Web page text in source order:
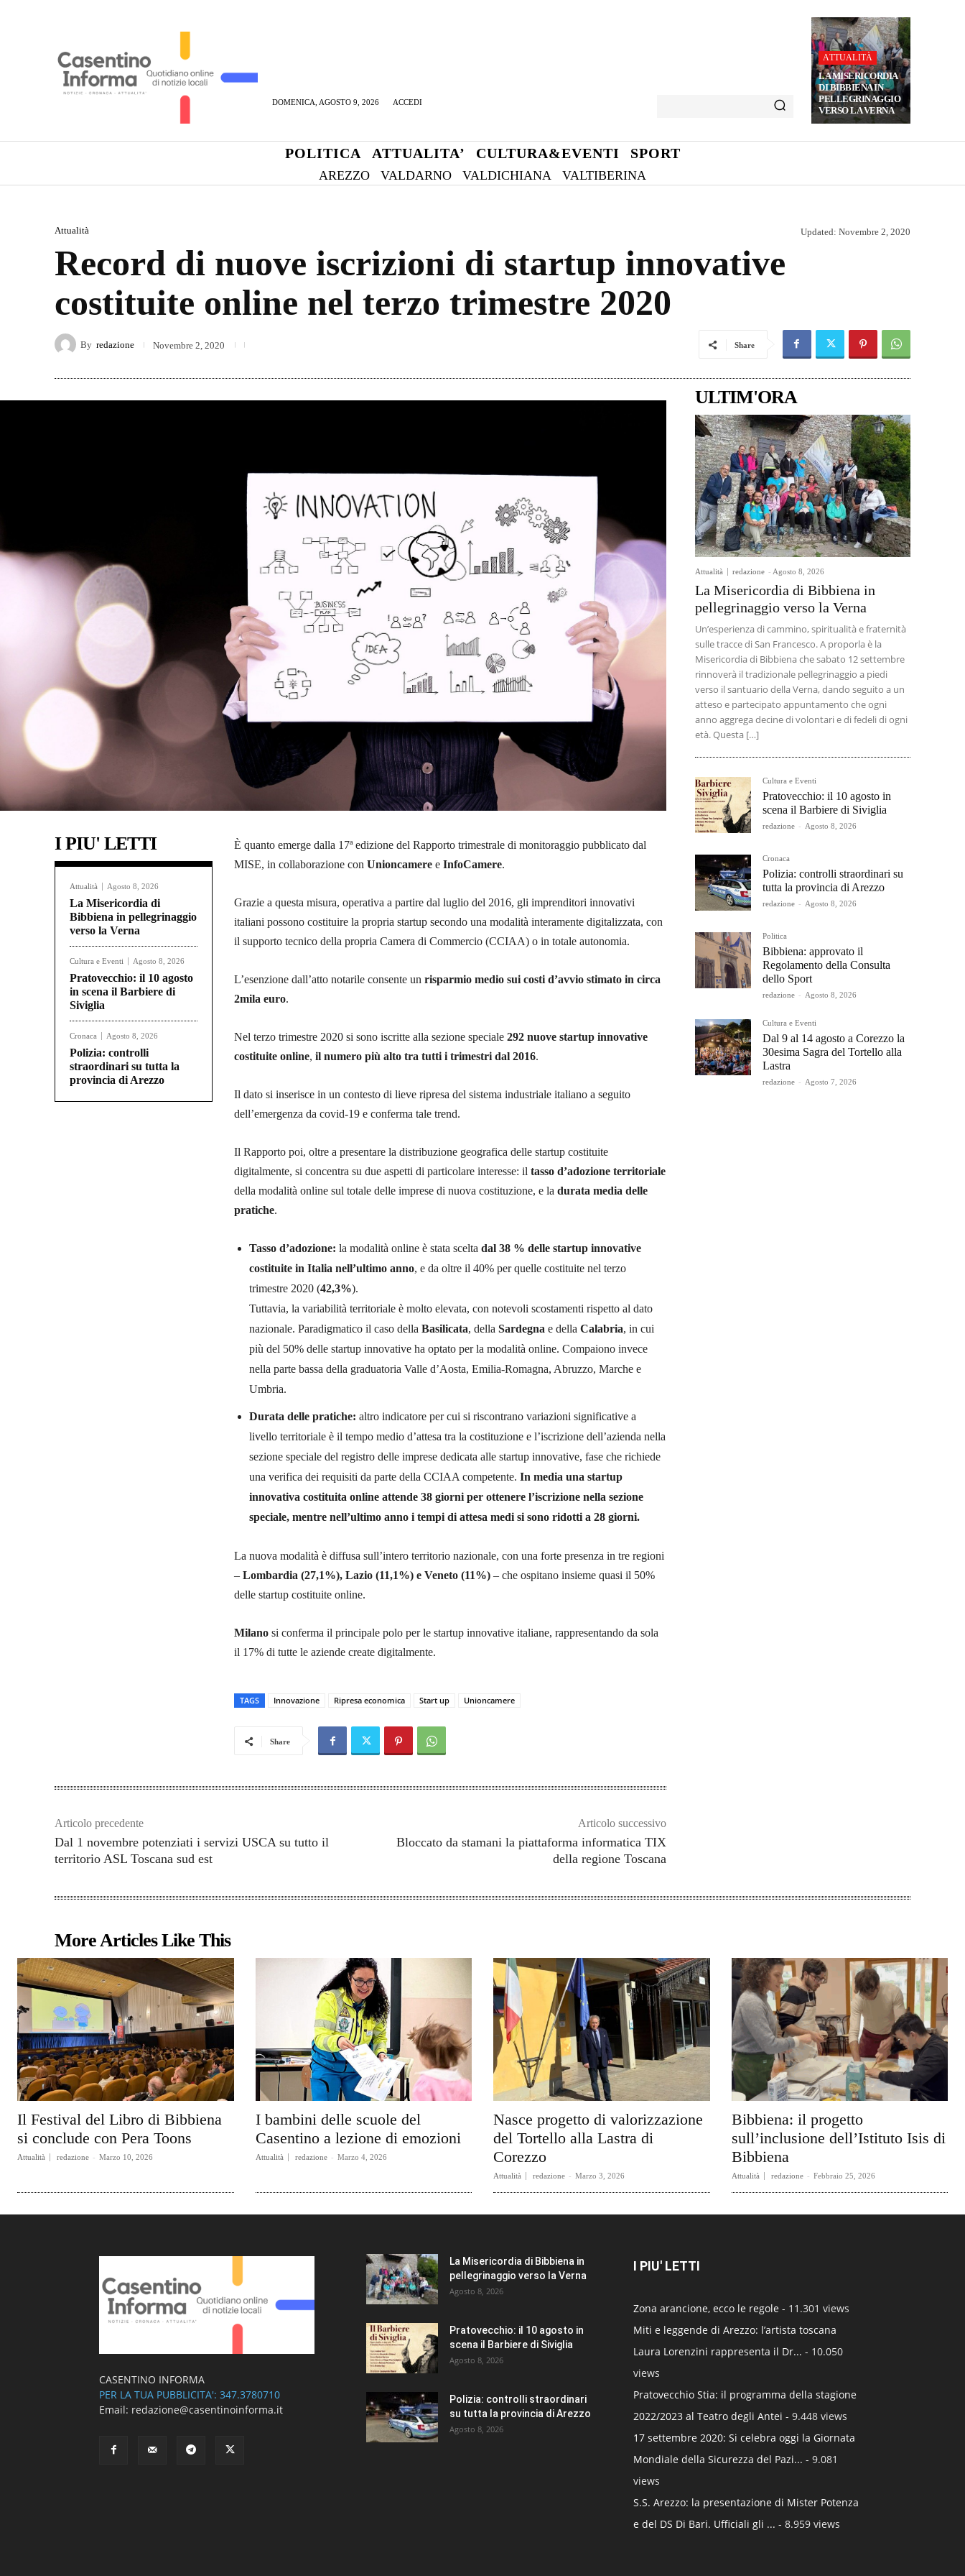
DOMENICA, AGOSTO 9, 2026 ACCEDI
ATTUALITÀ
LA MISERICORDIA
DI BIBBIENA IN
PELLEGRINAGGIO
VERSO LA VERNA
POLITICA ATTUALITA’ CULTURA&EVENTI SPORT
AREZZO VALDARNO VALDICHIANA VALTIBERINA
Attualità Updated: Novembre 2, 2020
Record di nuove iscrizioni di startup innovative
costituite online nel terzo trimestre 2020
By redazione Novembre 2, 2020 Share
I PIU' LETTI
Attualità Agosto 8, 2026
La Misericordia di
Bibbiena in pellegrinaggio
verso la Verna
Cultura e Eventi Agosto 8, 2026
Pratovecchio: il 10 agosto
in scena il Barbiere di
Siviglia
Cronaca Agosto 8, 2026
Polizia: controlli
straordinari su tutta la
provincia di Arezzo
È quanto emerge dalla 17ª edizione del Rapporto trimestrale di monitoraggio pubblicato dal
MISE, in collaborazione con Unioncamere e InfoCamere.
Grazie a questa misura, operativa a partire dal luglio del 2016, gli imprenditori innovativi
italiani possono costituire la propria startup secondo una modalità interamente digitalizzata, con
il supporto tecnico della propria Camera di Commercio (CCIAA) o in totale autonomia.
L’esenzione dall’atto notarile consente un risparmio medio sui costi d’avvio stimato in circa
2mila euro.
Nel terzo trimestre 2020 si sono iscritte alla sezione speciale 292 nuove startup innovative
costituite online, il numero più alto tra tutti i trimestri dal 2016.
Il dato si inserisce in un contesto di lieve ripresa del sistema industriale italiano a seguito
dell’emergenza da covid-19 e conferma tale trend.
Il Rapporto poi, oltre a presentare la distribuzione geografica delle startup costituite
digitalmente, si concentra su due aspetti di particolare interesse: il tasso d’adozione territoriale
della modalità online sul totale delle imprese di nuova costituzione, e la durata media delle
pratiche.
Tasso d’adozione: la modalità online è stata scelta dal 38 % delle startup innovative
costituite in Italia nell’ultimo anno, e da oltre il 40% per quelle costituite nel terzo
trimestre 2020 (42,3%).
Tuttavia, la variabilità territoriale è molto elevata, con notevoli scostamenti rispetto al dato
nazionale. Paradigmatico il caso della Basilicata, della Sardegna e della Calabria, in cui
più del 50% delle startup innovative ha optato per la modalità online. Compaiono invece
nella parte bassa della graduatoria Valle d’Aosta, Emilia-Romagna, Abruzzo, Marche e
Umbria.
Durata delle pratiche: altro indicatore per cui si riscontrano variazioni significative a
livello territoriale è il tempo medio d’attesa tra la costituzione e l’iscrizione dell’azienda nella
sezione speciale del registro delle imprese dedicata alle startup innovative, fase che richiede
una verifica dei requisiti da parte della CCIAA competente. In media una startup
innovativa costituita online attende 38 giorni per ottenere l’iscrizione nella sezione
speciale, mentre nell’ultimo anno i tempi di attesa medi si sono ridotti a 28 giorni.
La nuova modalità è diffusa sull’intero territorio nazionale, con una forte presenza in tre regioni
– Lombardia (27,1%), Lazio (11,1%) e Veneto (11%) – che ospitano insieme quasi il 50%
delle startup costituite online.
Milano si conferma il principale polo per le startup innovative italiane, rappresentando da sola
il 17% di tutte le aziende create digitalmente.
TAGS Innovazione Ripresa economica Start up Unioncamere
Share
Articolo precedente
Dal 1 novembre potenziati i servizi USCA su tutto il
territorio ASL Toscana sud est
Articolo successivo
Bloccato da stamani la piattaforma informatica TIX
della regione Toscana
ULTIM'ORA
Attualità redazione - Agosto 8, 2026
La Misericordia di Bibbiena in
pellegrinaggio verso la Verna
Un’esperienza di cammino, spiritualità e fraternità
sulle tracce di San Francesco. A proporla è la
Misericordia di Bibbiena che sabato 12 settembre
rinnoverà il tradizionale pellegrinaggio a piedi
verso il santuario della Verna, dando seguito a un
atteso e partecipato appuntamento che ogni
anno aggrega decine di volontari e di fedeli di ogni
età. Questa […]
Cultura e Eventi
Pratovecchio: il 10 agosto in
scena il Barbiere di Siviglia
redazione - Agosto 8, 2026
Cronaca
Polizia: controlli straordinari su
tutta la provincia di Arezzo
redazione - Agosto 8, 2026
Politica
Bibbiena: approvato il
Regolamento della Consulta
dello Sport
redazione - Agosto 8, 2026
Cultura e Eventi
Dal 9 al 14 agosto a Corezzo la
30esima Sagra del Tortello alla
Lastra
redazione - Agosto 7, 2026
More Articles Like This
Il Festival del Libro di Bibbiena
si conclude con Pera Toons
Attualità redazione - Marzo 10, 2026
I bambini delle scuole del
Casentino a lezione di emozioni
Attualità redazione - Marzo 4, 2026
Nasce progetto di valorizzazione
del Tortello alla Lastra di
Corezzo
Attualità redazione - Marzo 3, 2026
Bibbiena: il progetto
sull’inclusione dell’Istituto Isis di
Bibbiena
Attualità redazione - Febbraio 25, 2026
CASENTINO INFORMA
PER LA TUA PUBBLICITA': 347.3780710
Email: redazione@casentinoinforma.it
La Misericordia di Bibbiena in
pellegrinaggio verso la Verna
Agosto 8, 2026
Pratovecchio: il 10 agosto in
scena il Barbiere di Siviglia
Agosto 8, 2026
Polizia: controlli straordinari
su tutta la provincia di Arezzo
Agosto 8, 2026
I PIU' LETTI
Zona arancione, ecco le regole - 11.301 views
Miti e leggende di Arezzo: l’artista toscana
Laura Lorenzini rappresenta il Dr... - 10.050
views
Pratovecchio Stia: il programma della stagione
2022/2023 al Teatro degli Antei - 9.448 views
17 settembre 2020: Si celebra oggi la Giornata
Mondiale della Sicurezza del Pazi... - 9.081
views
S.S. Arezzo: la presentazione di Mister Potenza
e del DS Di Bari. Ufficiali gli ... - 8.959 views